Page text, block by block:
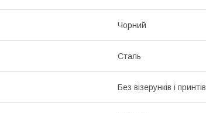
Чорний
Сталь
Без візерунків і принтів